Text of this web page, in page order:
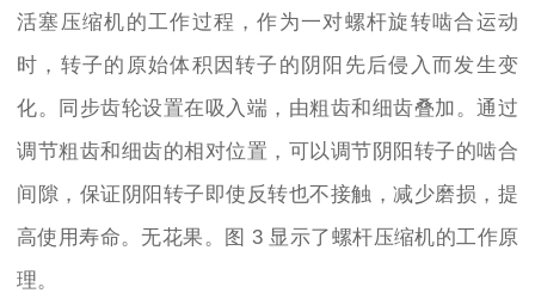
活塞压缩机的工作过程，作为一对螺杆旋转啮合运动
时，转子的原始体积因转子的阴阳先后侵入而发生变
化。同步齿轮设置在吸入端，由粗齿和细齿叠加。通过
调节粗齿和细齿的相对位置，可以调节阴阳转子的啮合
间隙，保证阴阳转子即使反转也不接触，减少磨损，提
高使用寿命。无花果。图 3 显示了螺杆压缩机的工作原
理。